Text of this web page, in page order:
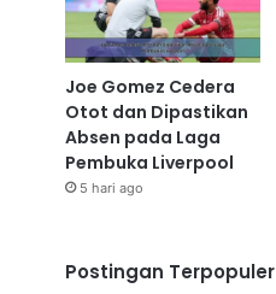
Joe Gomez Cedera
Otot dan Dipastikan
Absen pada Laga
Pembuka Liverpool
5 hari ago
Postingan Terpopuler